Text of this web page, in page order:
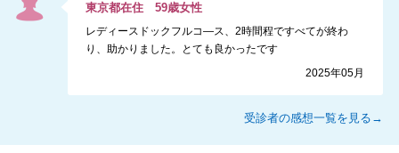
東京都在住59歳女性
レディースドックフルコ―ス、2時間程ですべてが終わ
り、助かりました。とても良かったです
2025年05月
受診者の感想一覧を見る→